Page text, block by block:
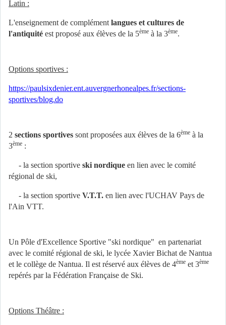
Latin :
L'enseignement de complément langues et cultures de
l'antiquité est proposé aux élèves de la 5ème à la 3ème.
Options sportives :
https://paulsixdenier.ent.auvergnerhonealpes.fr/sections-
sportives/blog.do
2 sections sportives sont proposées aux élèves de la 6ème à la
3ème :
- la section sportive ski nordique en lien avec le comité
régional de ski,
- la section sportive V.T.T. en lien avec l'UCHAV Pays de
l'Ain VTT.
Un Pôle d'Excellence Sportive "ski nordique" en partenariat
avec le comité régional de ski, le lycée Xavier Bichat de Nantua
et le collège de Nantua. Il est réservé aux élèves de 4ème et 3ème
repérés par la Fédération Française de Ski.
Options Théâtre :